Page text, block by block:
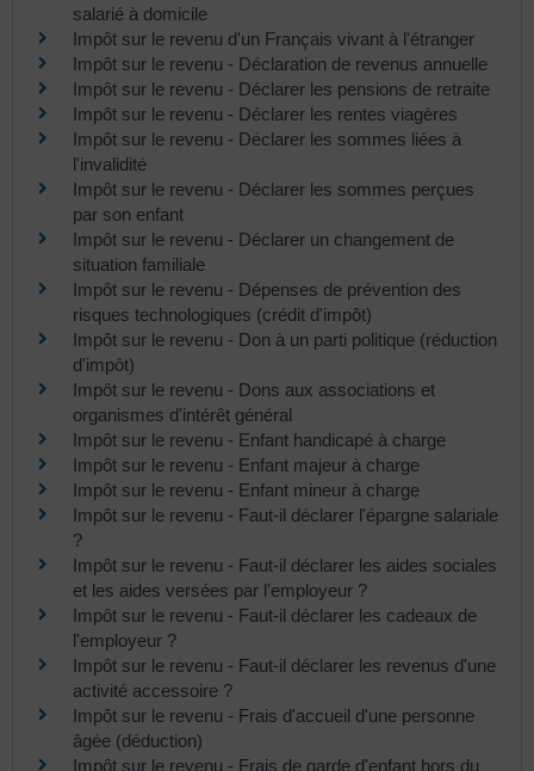
salarié à domicile
Impôt sur le revenu d'un Français vivant à l'étranger
Impôt sur le revenu - Déclaration de revenus annuelle
Impôt sur le revenu - Déclarer les pensions de retraite
Impôt sur le revenu - Déclarer les rentes viagères
Impôt sur le revenu - Déclarer les sommes liées à
l'invalidité
Impôt sur le revenu - Déclarer les sommes perçues
par son enfant
Impôt sur le revenu - Déclarer un changement de
situation familiale
Impôt sur le revenu - Dépenses de prévention des
risques technologiques (crédit d'impôt)
Impôt sur le revenu - Don à un parti politique (réduction
d'impôt)
Impôt sur le revenu - Dons aux associations et
organismes d'intérêt général
Impôt sur le revenu - Enfant handicapé à charge
Impôt sur le revenu - Enfant majeur à charge
Impôt sur le revenu - Enfant mineur à charge
Impôt sur le revenu - Faut-il déclarer l'épargne salariale
?
Impôt sur le revenu - Faut-il déclarer les aides sociales
et les aides versées par l'employeur ?
Impôt sur le revenu - Faut-il déclarer les cadeaux de
l'employeur ?
Impôt sur le revenu - Faut-il déclarer les revenus d'une
activité accessoire ?
Impôt sur le revenu - Frais d'accueil d'une personne
âgée (déduction)
Impôt sur le revenu - Frais de garde d'enfant hors du